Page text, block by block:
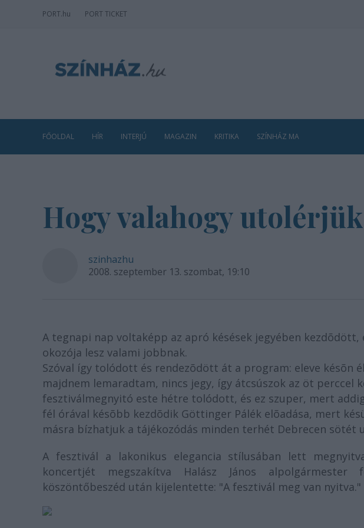
PORT.hu PORT TICKET
FŐOLDAL HÍR INTERJÚ MAGAZIN KRITIKA SZÍNHÁZ MA
Hogy valahogy
szinhazhu
2008. szeptember 13. szombat, 19:10
A tegnapi nap voltaképp az apró késések jegyében kezdõdött,
okozója lesz valami jobbnak.
Szóval így tolódott és rendezõdött át a program: eleve késõn
majdnem lemaradtam, nincs jegy, így átcsúszok az öt perccel
fesztiválmegnyitó este hétre tolódott, és ez szuper, mert
fél órával késõbb kezdõdik Göttinger Pálék elõadása, mert
másra bízhatjuk a tájékozódás minden terhét Debrecen sötét
A fesztivál a lakonikus elegancia stílusában lett
koncertjét megszakítva Halász János
köszöntőbeszéd után kijelentette: "A fesztivál meg van nyitva."